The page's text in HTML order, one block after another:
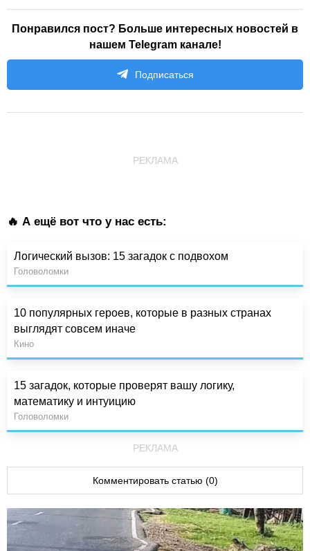
Понравился пост? Больше интересных новостей в
нашем Telegram канале!
Подписаться
РЕКЛАМА
🔥 А ещё вот что у нас есть:
Логический вызов: 15 загадок с подвохом
Головоломки
10 популярных героев, которые в разных странах
выглядят совсем иначе
Кино
15 загадок, которые проверят вашу логику,
математику и интуицию
Головоломки
РЕКЛАМА
Комментировать статью (0)